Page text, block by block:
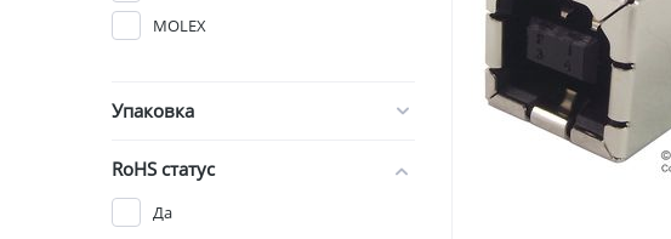
MOLEX
Упаковка
RoHS статус
Да